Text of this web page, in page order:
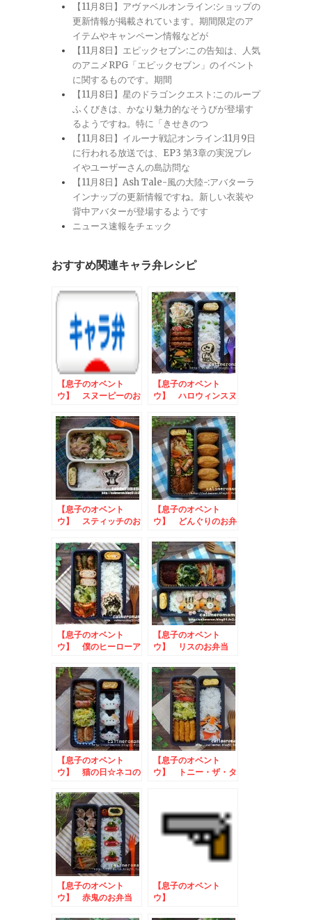
【11月8日】アヴァベルオンライン:ショップの
更新情報が掲載されています。期間限定のア
イテムやキャンペーン情報などが
【11月8日】エピックセブン:この告知は、人気
のアニメRPG「エピックセブン」のイベント
に関するものです。期間
【11月8日】星のドラゴンクエスト:このループ
ふくびきは、かなり魅力的なそうびが登場す
るようですね。特に「きせきのつ
【11月8日】イルーナ戦記オンライン:11月9日
に行われる放送では、EP3 第3章の実況プレ
イやユーザーさんの島訪問な
【11月8日】Ash Tale-風の大陸-:アバターラ
インナップの更新情報ですね。新しい衣装や
背中アバターが登場するようです
ニュース速報をチェック
おすすめ関連キャラ弁レシピ
【息子のオベント
ウ】 スヌーピーのお
【息子のオベント
ウ】 ハロウィンスヌ
【息子のオベント
ウ】 スティッチのお
【息子のオベント
ウ】 どんぐりのお弁
【息子のオベント
ウ】 僕のヒーローア
【息子のオベント
ウ】 リスのお弁当
【息子のオベント
ウ】 猫の日☆ネコの
【息子のオベント
ウ】 トニー・ザ・タ
【息子のオベント
ウ】 赤鬼のお弁当
【息子のオベント
ウ】